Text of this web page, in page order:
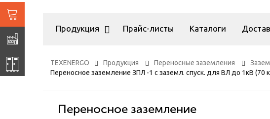
Продукция Прайс-листы Каталоги
TEXENERGO Продукция Переносные заземления
Переносное заземление ЗПЛ -1 с заземл. спуск. для ВЛ до 1кВ (70
Переносное заземление